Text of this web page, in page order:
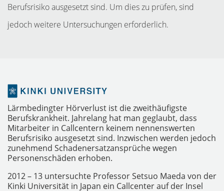
Berufsrisiko ausgesetzt sind. Um dies zu prüfen, sind
jedoch weitere Untersuchungen erforderlich.
Lärmbedingter Hörverlust ist die zweithäufigste
Berufskrankheit. Jahrelang hat man geglaubt, dass
Mitarbeiter in Callcentern keinem nennenswerten
Berufsrisiko ausgesetzt sind. Inzwischen werden jedoch
zunehmend Schadenersatzansprüche wegen
Personenschäden erhoben.
2012 – 13 untersuchte Professor Setsuo Maeda von der
Kinki Universität in Japan ein Callcenter auf der Insel